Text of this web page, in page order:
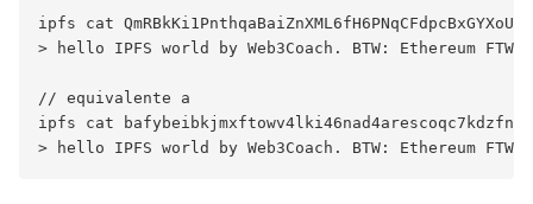
ipfs cat
> hello IPFS world by Web3Coach. BTW: Ethereum FTW
// equivalente a
ipfs cat